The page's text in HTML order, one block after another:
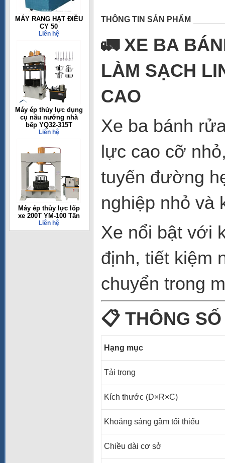
MÁY RANG HẠT ĐIỀU
CY 50
Liên hệ
Máy ép thủy lực dụng
cụ nấu nướng nhà
bếp YQ32-315T
Liên hệ
Máy ép thủy lực lốp
xe 200T YM-100 Tấn
Liên hệ
THÔNG TIN SẢN PHẨM
🚛XE BA
LÀM SẠCH
CAO
Xe ba bánh
lực cao cỡ
tuyến đường
nghiệp nhỏ và
Xe nổi bật với
định, tiết kiệm
chuyển trong
📋 THÔNG
Hạng mục
Tải trọng
Kích thước (D×R×C)
Khoảng sáng gầm tối thiểu
Chiều dài cơ sở